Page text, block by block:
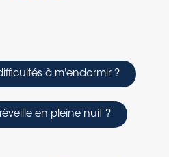
à m'endormir ?
en pleine nuit ?